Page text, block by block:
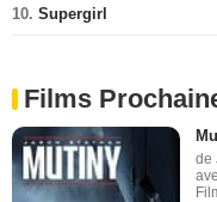
10. Supergirl
Films
de